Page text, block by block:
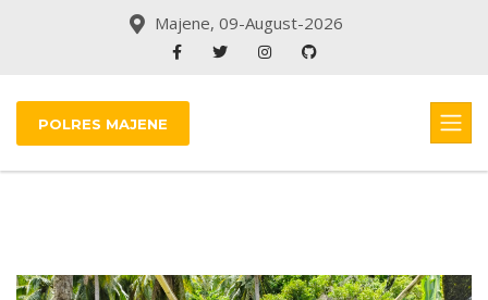
Majene, 09-August-2026
POLRES MAJENE